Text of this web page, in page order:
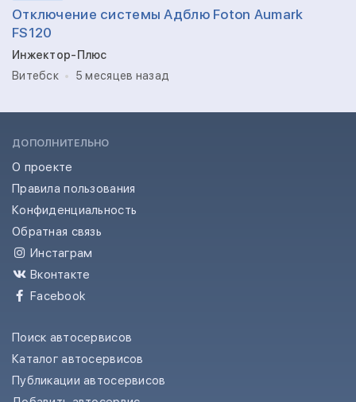
Отключение системы Адблю Foton Aumark
FS120
Инжектор-Плюс
Витебск
5 месяцев назад
ДОПОЛНИТЕЛЬНО
О проекте
Правила пользования
Конфиденциальность
Обратная связь
Инстаграм
Вконтакте
Facebook
Поиск автосервисов
Каталог автосервисов
Публикации автосервисов